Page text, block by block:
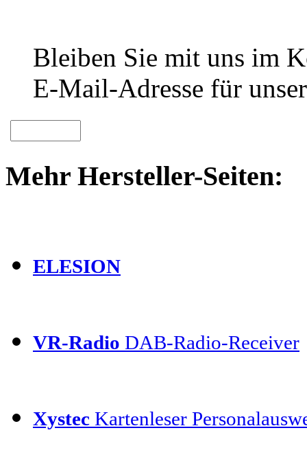
Bleiben Sie mit uns im
E-Mail-Adresse für
Mehr Hersteller-Seiten:
ELESION
VR-Radio DAB-Radio-Receiver
Xystec Kartenleser